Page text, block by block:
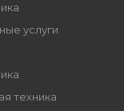
услуги
техника